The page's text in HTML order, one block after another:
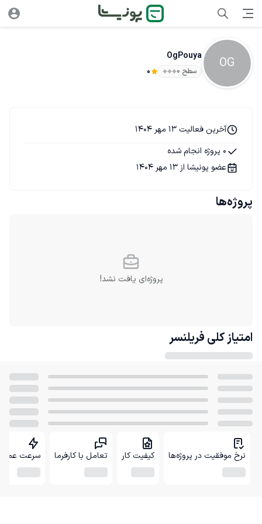
OG
OgPouya
سطح ۰ 0
آخرین فعالیت 13 مهر 1404
0 پروژه انجام شده
عضو پونیشا از 13 مهر 1404
پروژه‌ها
پروژه‌ای یافت نشد!
امتیاز کلی فریلنسر
نرخ موفقیت در پروژه‌ها کیفیت کار تعامل با کارفرما سرعت عمل